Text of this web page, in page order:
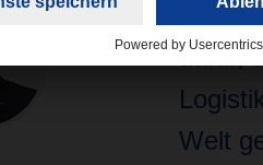
dafür,
Welt